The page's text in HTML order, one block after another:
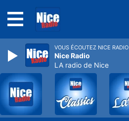
VOUS ÉCOUTEZ NICE RADIO
Nice Radio
LA radio de Nice